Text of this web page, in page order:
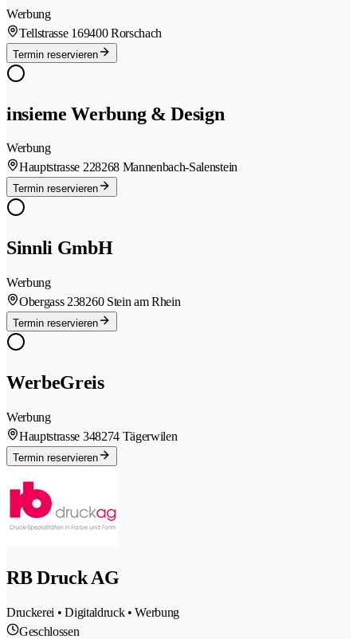
Werbung
Tellstrasse 169400 Rorschach
Termin reservieren
insieme Werbung & Design
Werbung
Hauptstrasse 228268 Mannenbach-Salenstein
Termin reservieren
Sinnli GmbH
Werbung
Obergass 238260 Stein am Rhein
Termin reservieren
WerbeGreis
Werbung
Hauptstrasse 348274 Tägerwilen
Termin reservieren
RB Druck AG
Druckerei • Digitaldruck • Werbung
Geschlossen